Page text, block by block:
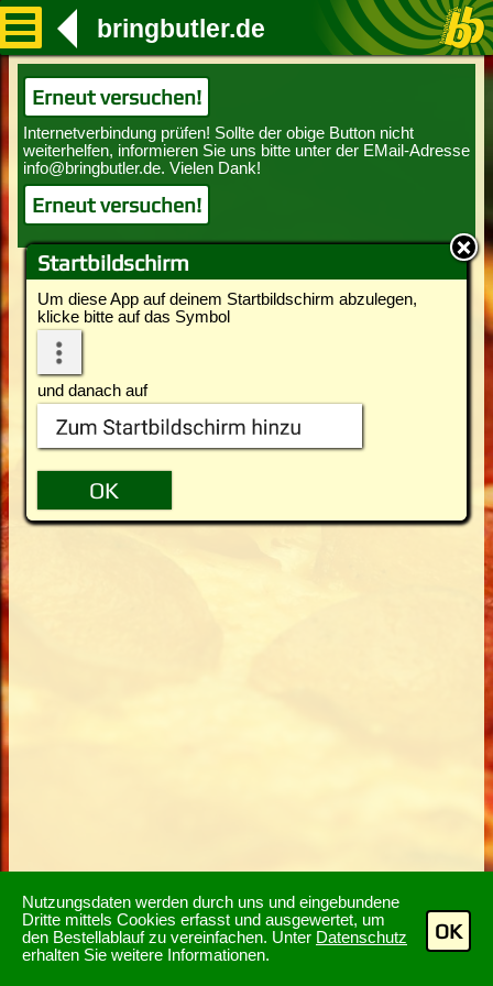
Nutzungsdaten werden durch uns und eingebundene
Dritte mittels Cookies erfasst und ausgewertet, um
den Bestellablauf zu vereinfachen. Unter Datenschutz
erhalten Sie weitere Informationen.
OK
Startbildschirm
Um diese App auf deinem Startbildschirm abzulegen,
klicke bitte auf das Symbol
und danach auf
bringbutler.de
Erneut versuchen!
Erneut versuchen!